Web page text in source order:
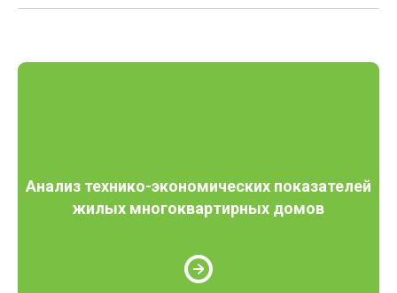
Анализ технико-экономических показателей
жилых многоквартирных домов